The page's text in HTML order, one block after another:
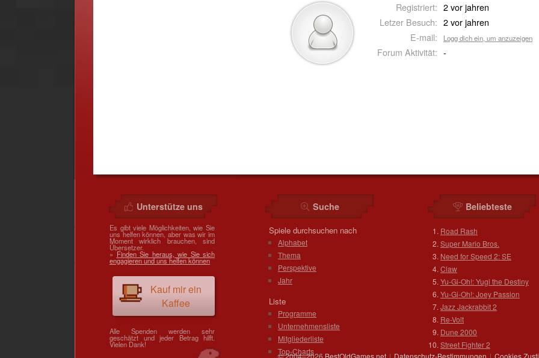
Registriert: 2 vor jahren
Letzer Besuch: 2 vor jahren
E-mail:
Logg dich ein, um anzuzeigen
Forum Aktivität: -
Unterstütze uns
Es gibt viele Möglichkeiten, wie Sie
uns helfen können, aber was wir im
Moment wirklich brauchen, sind
Übersetzer.
» Finden Sie heraus, wie Sie sich
engagieren und uns helfen können
Kauf mir ein
Kaffee
Alle Spenden werden sehr
geschätzt und jeder Betrag hilft.
Vielen Dank!
Suche
Spiele durchsuchen nach
Alphabet
Thema
Perspektive
Jahr
Liste
Programme
Unternehmensliste
Mitgliederliste
Top-Charts
Beliebteste
Road Rash
Super Mario Bros.
Need for Speed 2: SE
Claw
Yu-Gi-Oh!: Yugi the Destiny
Yu-Gi-Oh!: Joey Passion
Jazz Jackrabbit 2
Re-Volt
Dune 2000
Street Fighter 2
© 2004–2026 BestOldGames.net | Datenschutz-Bestimmungen | Cookies